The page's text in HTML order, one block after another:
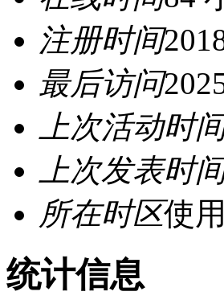
注册时间
最后访问
上次活动时
上次发表时
所在时区使
统计信息